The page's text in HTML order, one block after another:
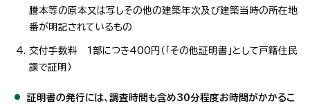
謄本等の原本又は写しその他の建築年次及び建築当時の所在地
番が明記されているもの
交付手数料 1部につき400円（「その他証明書」として戸籍住民
課で証明）
証明書の発行には、調査時間も含め30分程度お時間がかかるこ